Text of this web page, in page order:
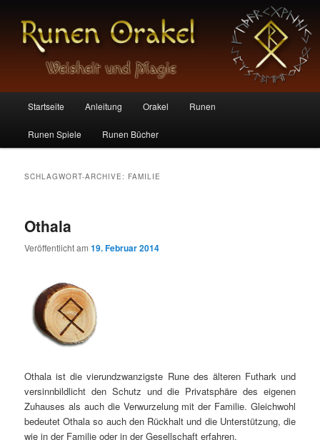
Runen Orakel
Zum
Inhalt
Zum
sekundären
Startseite Anleitung Orakel Runen
Runen Spiele Runen Bücher
SCHLAGWORT-ARCHIVE: FAMILIE
Othala
Veröffentlicht am19. Februar 2014
Othala ist die vierundzwanzigste Rune des älteren Futhark und
versinnbildlicht den Schutz und die Privatsphäre des eigenen
Zuhauses als auch die Verwurzelung mit der Familie. Gleichwohl
bedeutet Othala so auch den Rückhalt und die Unterstützung, die
wie in der Familie oder in der Gesellschaft erfahren.